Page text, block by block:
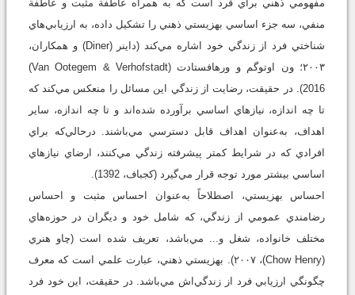
مفهومي‌ ذهني براي فرد است که به همراه عاطفة مثبت و عاطفة
منفي، سه جزء اساسي بهزيستي ذهني را تشکيل داده، به ارزيابي‌هاي
شناختي فرد از زندگي خود اشاره مي‌کند (داينر (Diner) و همكاران،
۲۰۰۳؛ ون اوتوگم و ورهافستادت (Van Ootegem & Verhofstadt)
2016). در حقيقت، رضايت از زندگي اين مسائل را منعکس مي‌کند که
تا چه اندازه، نيازهاي اساسي برآورده شده‌اند و تا چه اندازه، ساير
اهداف، به‌عنوان اهداف قابل دسترسي مي‌باشند. در‌حالي‌که براي
افرادي که در شرايط کمتر پيشرفته زندگي مي‌کنند، ارضاي نيازهاي
اساسي بيشتر مورد توجه قرار مي‌گيرد (کجباف، 1392).
احساس بهزيستي، اصطلاحاً به‌عنوان احساس مثبت و احساس
رضامندي عمومي ‌از زندگي، که شامل خود و ديگران در حوزه‌هاي
مختلف خانواده، شغل و... مي‌باشد، تعريف شده است (چاو هنري
(Chow Henry)، ۲۰۰۷). بهزيستي ذهني، عبارت علمي‌ است که معرف
چگونگي ارزيابي فرد از زندگي‌اش مي‌باشد. در حقيقت، اين خود فرد